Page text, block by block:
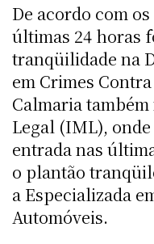
De acordo com
últimas 24 horas
tranqüilidade na
em Crimes
Calmaria
Legal (IML),
entrada nas
o plantão
a Especializada
Automóveis.